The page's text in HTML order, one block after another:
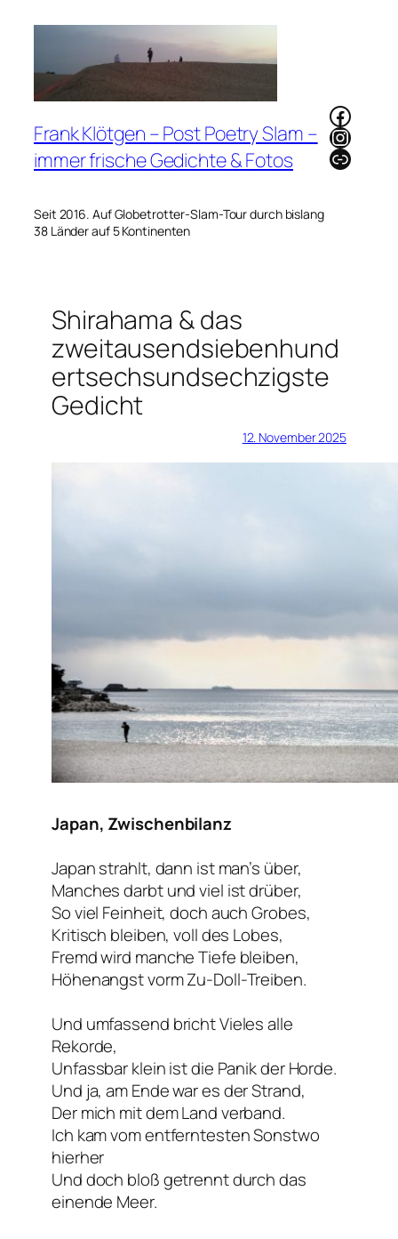
Frank Klötgen – Post Poetry Slam –
immer frische Gedichte & Fotos
Seit 2016. Auf Globetrotter-Slam-Tour durch bislang
38 Länder auf 5 Kontinenten
Link
Shirahama & das
zweitausendsiebenhund
ertsechsundsechzigste
Gedicht
12. November 2025
Japan, Zwischenbilanz
Japan strahlt, dann ist man’s über,
Manches darbt und viel ist drüber,
So viel Feinheit, doch auch Grobes,
Kritisch bleiben, voll des Lobes,
Fremd wird manche Tiefe bleiben,
Höhenangst vorm Zu-Doll-Treiben.
Und umfassend bricht Vieles alle
Rekorde,
Unfassbar klein ist die Panik der Horde.
Und ja, am Ende war es der Strand,
Der mich mit dem Land verband.
Ich kam vom entferntesten Sonstwo
hierher
Und doch bloß getrennt durch das
einende Meer.